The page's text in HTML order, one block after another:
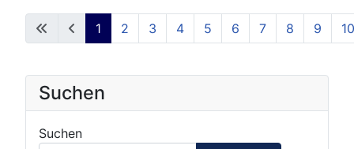
1 2 3 4 5 6 7 8 9 10
Suchen
Suchen